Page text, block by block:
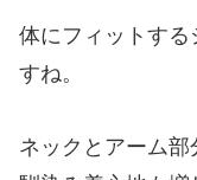
体にフィットす
すね。
ネックとアーム